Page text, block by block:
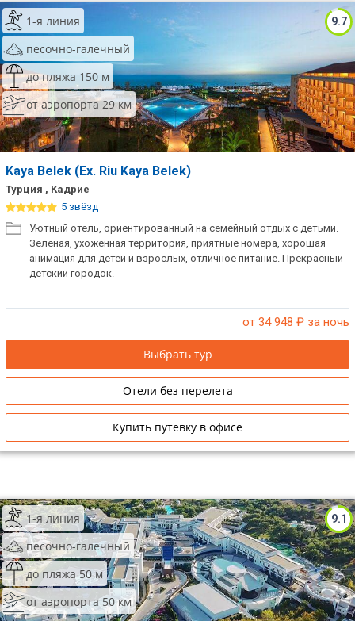
9.7
1-я линия
песочно-галечный
до пляжа 150 м
от аэропорта 29 км
Kaya Belek (Ex. Riu Kaya Belek)
Турция , Кадрие
5 звёзд
Уютный отель, ориентированный на семейный отдых с детьми.
Зеленая, ухоженная территория, приятные номера, хорошая
анимация для детей и взрослых, отличное питание. Прекрасный
детский городок.
от 34 948 ₽ за ночь
Выбрать тур
Отели без перелета
Купить путевку в офисе
9.1
1-я линия
песочно-галечный
до пляжа 50 м
от аэропорта 50 км